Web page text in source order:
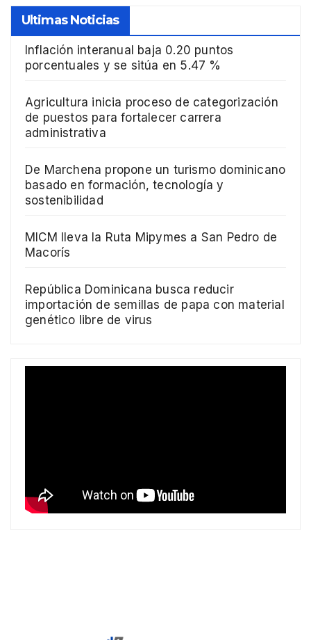
Ultimas Noticias
Inflación interanual baja 0.20 puntos
porcentuales y se sitúa en 5.47 %
Agricultura inicia proceso de categorización
de puestos para fortalecer carrera
administrativa
De Marchena propone un turismo dominicano
basado en formación, tecnología y
sostenibilidad
MICM lleva la Ruta Mipymes a San Pedro de
Macorís
República Dominicana busca reducir
importación de semillas de papa con material
genético libre de virus